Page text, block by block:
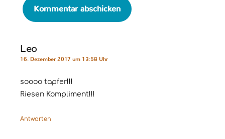
Leo
16. Dezember 2017 um 13:58 Uhr
soooo tapfer!!!
Riesen Kompliment!!!
Antworten